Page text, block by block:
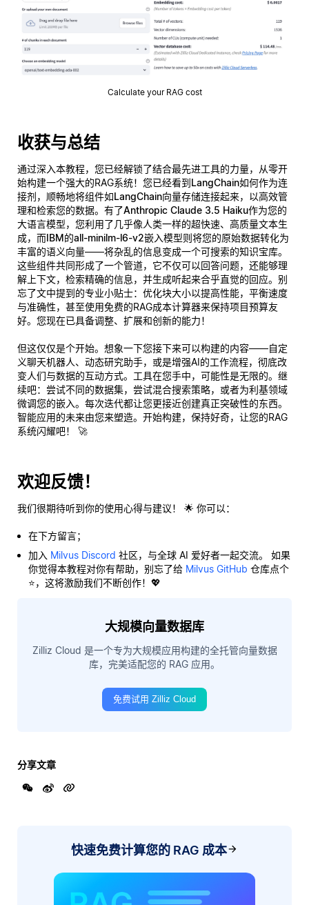
Calculate your RAG cost
收获与总结
通过深入本教程，您已经解锁了结合最先进工具的力量，从零开
始构建一个强大的RAG系统！您已经看到LangChain如何作为连
接剂，顺畅地将组件如LangChain向量存储连接起来，以高效管
理和检索您的数据。有了Anthropic Claude 3.5 Haiku作为您的
大语言模型，您利用了几乎像人类一样的超快速、高质量文本生
成，而IBM的all-minilm-l6-v2嵌入模型则将您的原始数据转化为
丰富的语义向量——将杂乱的信息变成一个可搜索的知识宝库。
这些组件共同形成了一个管道，它不仅可以回答问题，还能够理
解 上下文，检索精确的信息，并生成听起来合乎直觉的回应。别
忘了文中提到的专业小贴士：优化块大小以提高性能，平衡速度
与准确性，甚至使用免费的RAG成本计算器来保持项目预算友
好。您现在已具备调整、扩展和创新的能力！
但这仅仅是个开始。想象一下您接下来可以构建的内容——自定
义聊天机器人、动态研究助手，或是增强AI的工作流程，彻底改
变人们与数据的互动方式。工具在您手中，可能性是无限的。继
续吧：尝试不同的数据集，尝试混合搜索策略，或者为利基领域
微调您的嵌入。每次迭代都让您更接近创建真正突破性的东西。
智能应用的未来由您来塑造。开始构建，保持好奇，让您的RAG
系统闪耀吧！ 🚀
欢迎反馈！
我们很期待听到你的使用心得与建议！ 🌟 你可以：
在下方留言；
加入 Milvus Discord 社区，与全球 AI 爱好者一起交流。 如果
你觉得本教程对你有帮助，别忘了给 Milvus GitHub 仓库点个
⭐，这将激励我们不断创作！💖
大规模向量数据库
Zilliz Cloud 是一个专为大规模应用构建的全托管向量数据
库，完美适配您的 RAG 应用。
免费试用 Zilliz Cloud
分享文章
快速免费计算您的 RAG 成本